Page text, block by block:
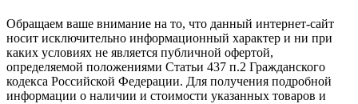
Обращаем ваше внимание на то, что данный интернет-сайт
носит исключительно информационный характер и ни при
каких условиях не является публичной офертой,
определяемой положениями Статьи 437 п.2 Гражданского
кодекса Российской Федерации. Для получения подробной
информации о наличии и стоимости указанных товаров и